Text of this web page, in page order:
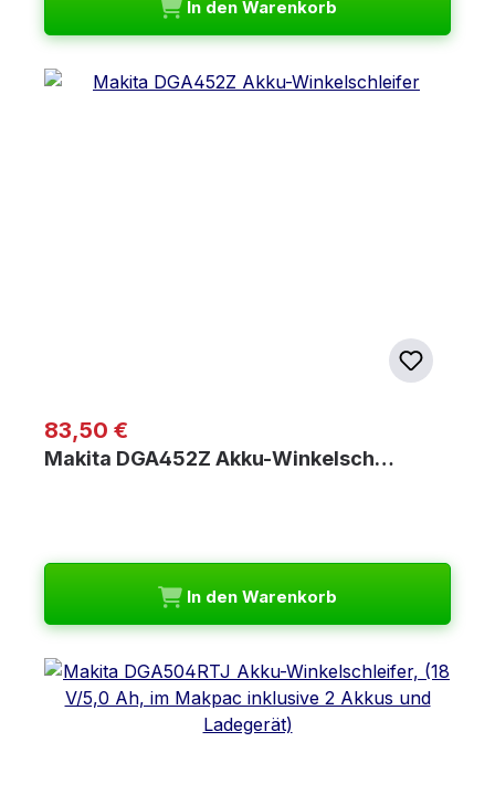
In den Warenkorb
Regulärer Preis:
83,50 €
Makita DGA452Z Akku-Winkelsch…
In den Warenkorb